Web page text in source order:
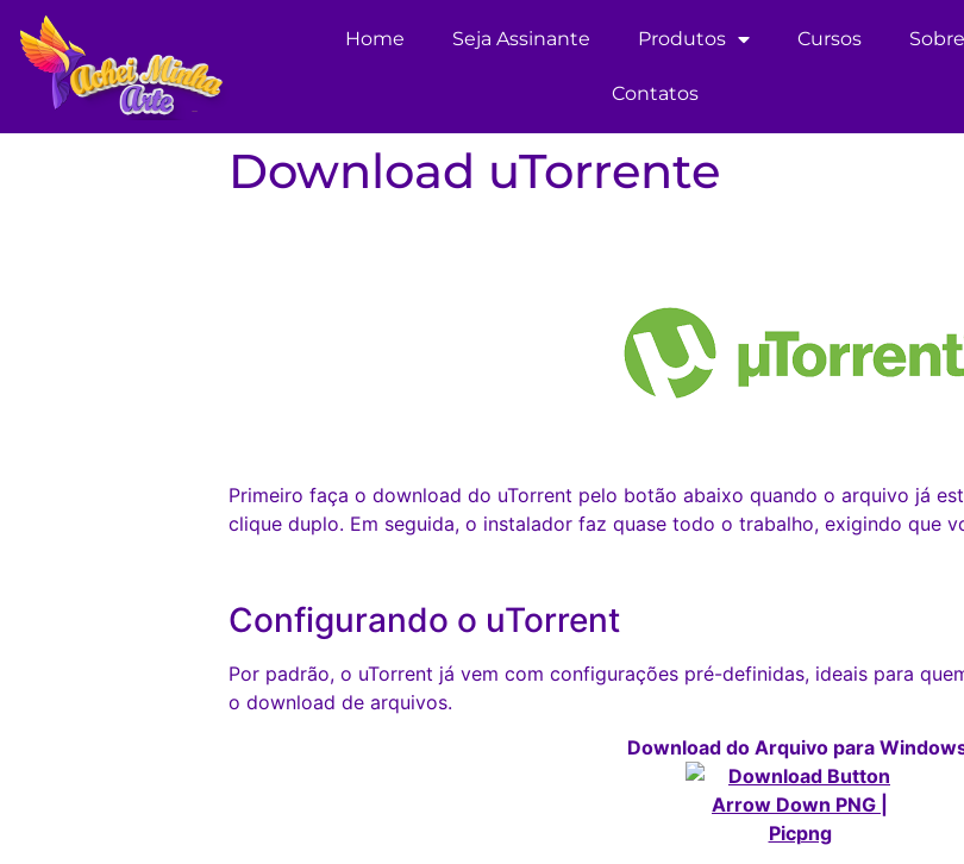
Home Seja Assinante Produtos Cursos Sobre
Contatos
Download uTorrente
Primeiro faça o download do uTorrent pelo botão abaixo quando o arquivo já
clique duplo. Em seguida, o instalador faz quase todo o trabalho, exigindo que
Configurando o uTorrent
Por padrão, o uTorrent já vem com configurações pré-definidas, ideais para
o download de arquivos.
Download do Arquivo para